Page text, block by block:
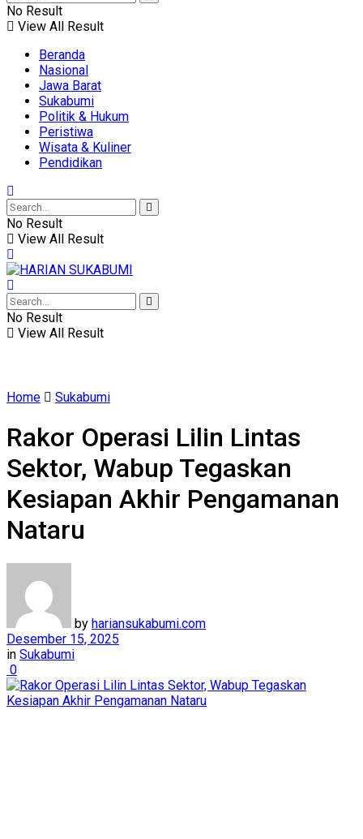
No Result
View All Result
Beranda
Nasional
Jawa Barat
Sukabumi
Politik & Hukum
Peristiwa
Wisata & Kuliner
Pendidikan
No Result
View All Result
No Result
View All Result
Home Sukabumi
Rakor Operasi Lilin Lintas
Sektor, Wabup Tegaskan
Kesiapan Akhir Pengamanan
Nataru
by hariansukabumi.com
Desember 15, 2025
in Sukabumi
0